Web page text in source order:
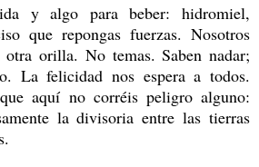
y algo para beber: hidromiel,
que repongas fuerzas. Nosotros
orilla. No temas. Saben nadar;
La felicidad nos espera a todos.
aquí no corréis peligro alguno:
la divisoria entre las tierras